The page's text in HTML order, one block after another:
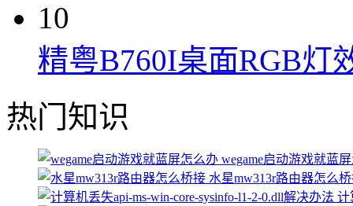
10
精粤B760I桌面RGB灯
热门知识
wegame启动游戏就蓝
水星mw313r路由器怎么
计